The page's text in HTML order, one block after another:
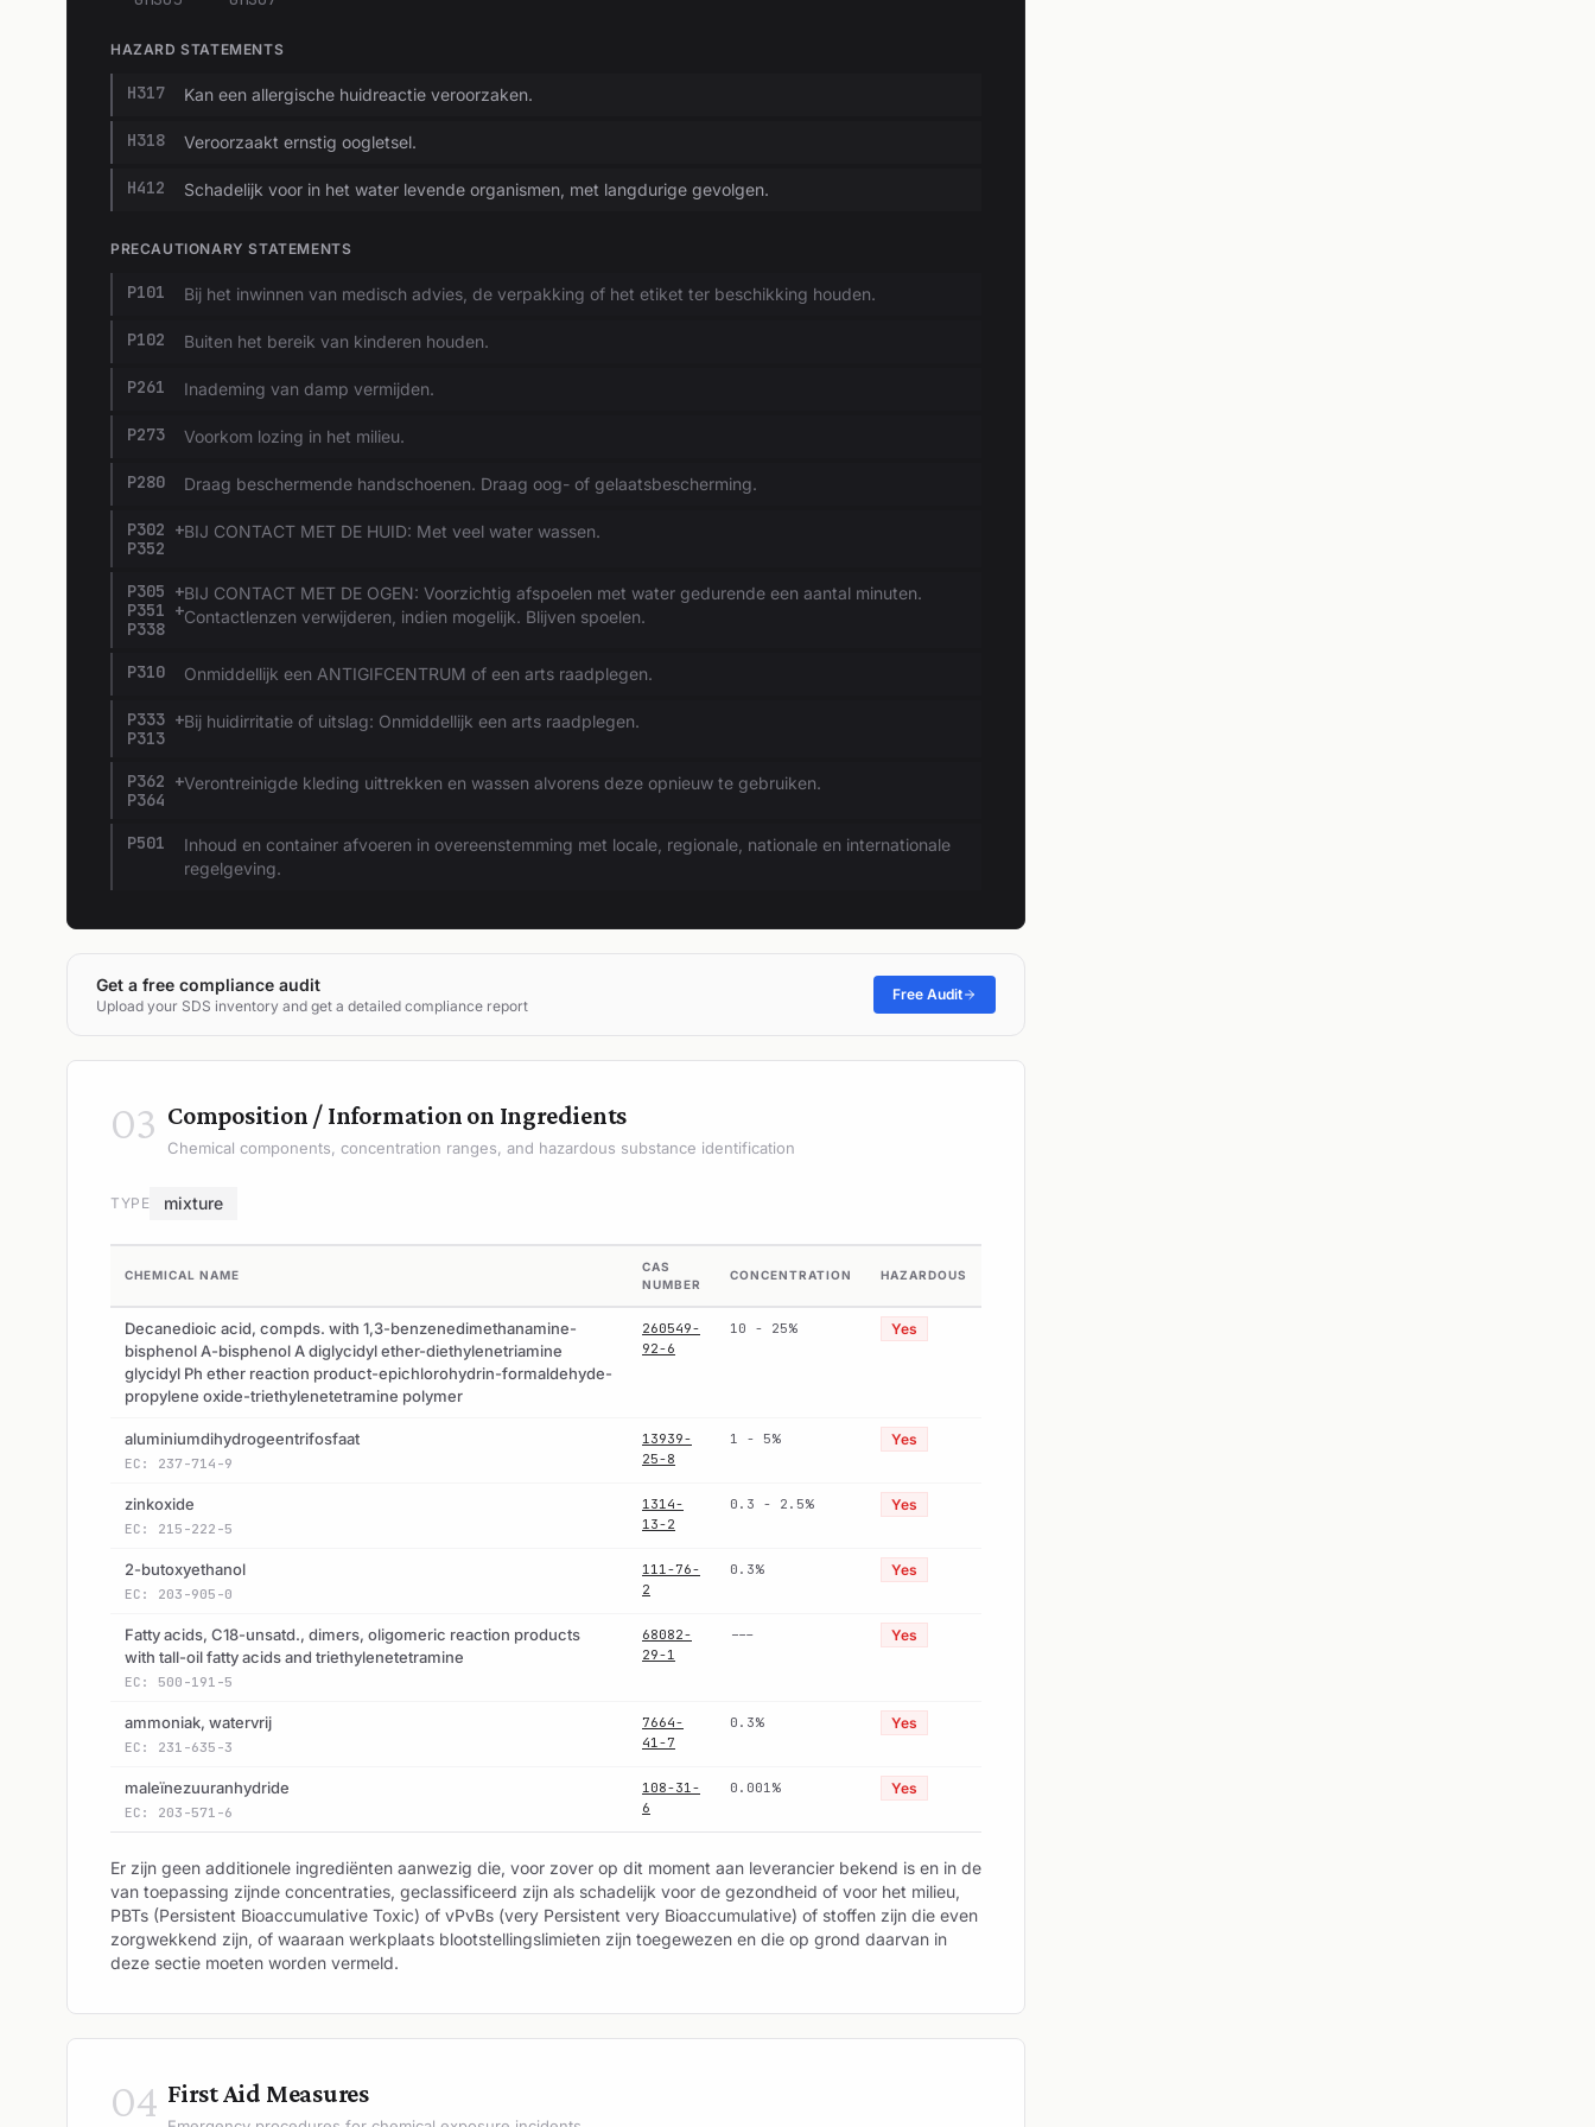
HAZARD STATEMENTS
H317 Kan een allergische huidreactie veroorzaken.
H318 Veroorzaakt ernstig oogletsel.
H412 Schadelijk voor in het water levende organismen, met langdurige gevolgen.
PRECAUTIONARY STATEMENTS
P101 Bij het inwinnen van medisch advies, de verpakking of het etiket ter beschikking houden.
P102 Buiten het bereik van kinderen houden.
P261 Inademing van damp vermijden.
P273 Voorkom lozing in het milieu.
P280 Draag beschermende handschoenen. Draag oog- of gelaatsbescherming.
P302 +
P352
BIJ CONTACT MET DE HUID: Met veel water wassen.
P305 +
P351 +
P338
BIJ CONTACT MET DE OGEN: Voorzichtig afspoelen met water gedurende een aantal minuten.
Contactlenzen verwijderen, indien mogelijk. Blijven spoelen.
P310 Onmiddellijk een ANTIGIFCENTRUM of een arts raadplegen.
P333 +
P313
Bij huidirritatie of uitslag: Onmiddellijk een arts raadplegen.
P362 +
P364
Verontreinigde kleding uittrekken en wassen alvorens deze opnieuw te gebruiken.
P501
Inhoud en container afvoeren in overeenstemming met locale, regionale, nationale en internationale
regelgeving.
Get a free compliance audit
Upload your SDS inventory and get a detailed compliance report
Free Audit
03 Composition / Information on Ingredients
Chemical components, concentration ranges, and hazardous substance identification
TYPE mixture
CHEMICAL NAME
CAS
NUMBER
CONCENTRATION HAZARDOUS
Decanedioic acid, compds. with 1,3-benzenedimethanamine-
bisphenol A-bisphenol A diglycidyl ether-diethylenetriamine
glycidyl Ph ether reaction product-epichlorohydrin-formaldehyde-
propylene oxide-triethylenetetramine polymer
260549-
92-6
10 - 25% Yes
aluminiumdihydrogeentrifosfaat
EC: 237-714-9
13939-
25-8
1 - 5% Yes
zinkoxide
EC: 215-222-5
1314-
13-2
0.3 - 2.5% Yes
2-butoxyethanol
EC: 203-905-0
111-76-
2
0.3% Yes
Fatty acids, C18-unsatd., dimers, oligomeric reaction products
with tall-oil fatty acids and triethylenetetramine
EC: 500-191-5
68082-
29-1
--- Yes
ammoniak, watervrij
EC: 231-635-3
7664-
41-7
0.3% Yes
maleïnezuuranhydride
EC: 203-571-6
108-31-
6
0.001% Yes
Er zijn geen additionele ingrediënten aanwezig die, voor zover op dit moment aan leverancier bekend is en in de
van toepassing zijnde concentraties, geclassificeerd zijn als schadelijk voor de gezondheid of voor het milieu,
PBTs (Persistent Bioaccumulative Toxic) of vPvBs (very Persistent very Bioaccumulative) of stoffen zijn die even
zorgwekkend zijn, of waaraan werkplaats blootstellingslimieten zijn toegewezen en die op grond daarvan in
deze sectie moeten worden vermeld.
04 First Aid Measures